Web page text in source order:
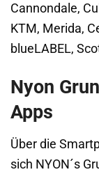
Cannondale,
KTM, Merida,
blueLABEL,
Nyon
Apps
Über die
sich NYON´s